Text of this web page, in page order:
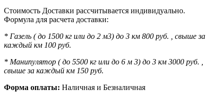
Стоимость Доставки рассчитывается индивидуально.
Формула для расчета доставки:
* Газель ( до 1500 кг или до 2 м3) до 3 км 800 руб. , свыше за
каждый км 100 руб.
* Манипулятор ( до 5500 кг или до 6 м 3) до 3 км 3000 руб. ,
свыше за каждый км 150 руб.
Форма оплаты: Наличная и Безналичная